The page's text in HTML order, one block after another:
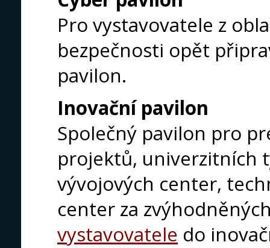
Pro vystavovatele z
bezpečnosti opět
pavilon.
Inovační pavilon
Společný pavilon pro
projektů, univerzitních
vývojových center,
center za
vystavovatele do